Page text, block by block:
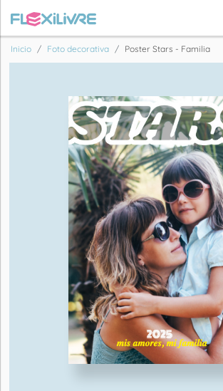
Inicio Foto decorativa Poster Stars - Familia